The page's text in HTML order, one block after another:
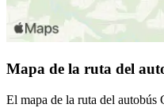
Mapa de la ruta del
El mapa de la ruta del